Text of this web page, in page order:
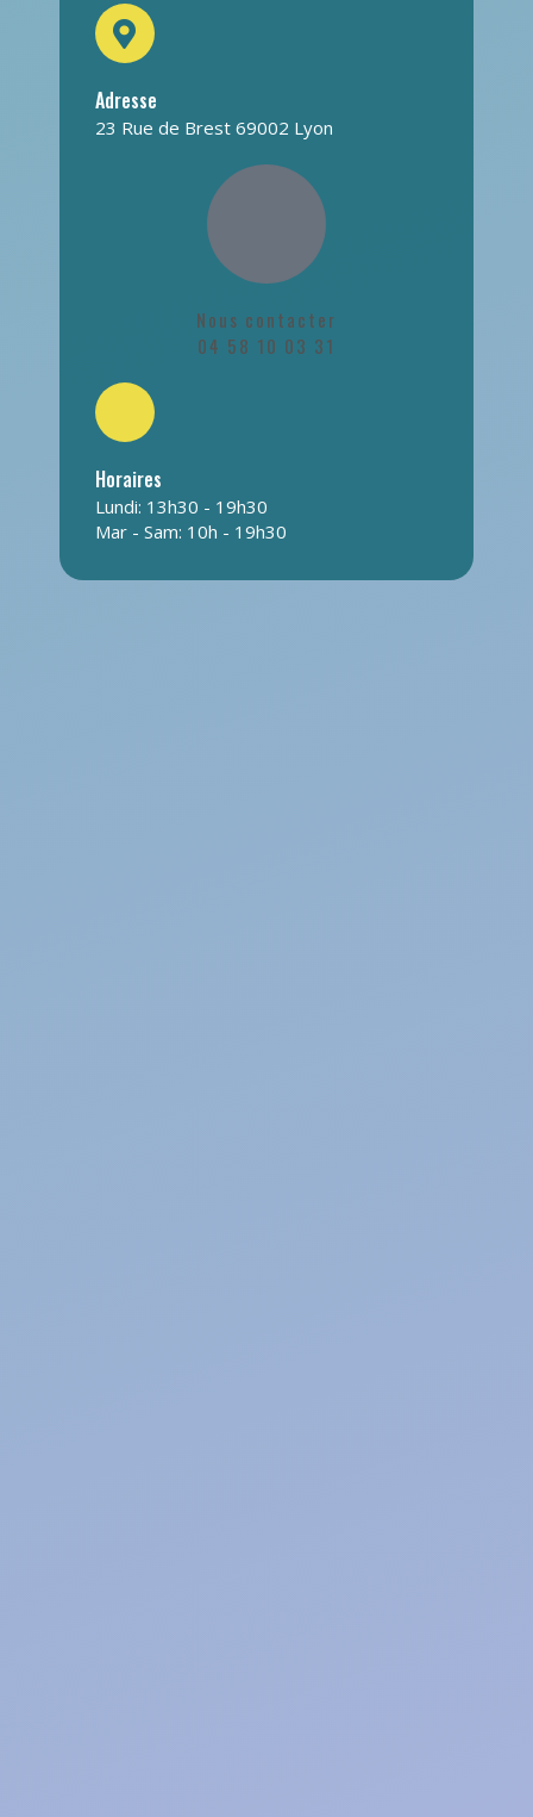
Adresse
23 Rue de Brest 69002 Lyon
Nous contacter
04 58 10 03 31
Horaires
Lundi: 13h30 - 19h30
Mar - Sam: 10h - 19h30